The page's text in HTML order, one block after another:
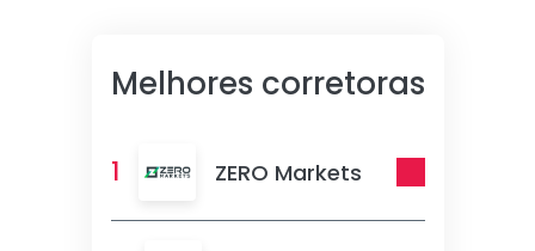
Melhores corretoras
1 ZERO Markets